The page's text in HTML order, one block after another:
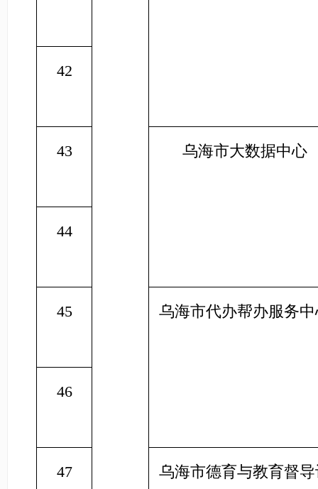
42
43 乌海市大数据中心
44
45 乌海市代办帮办服务
46
47
乌海市德育与教育督